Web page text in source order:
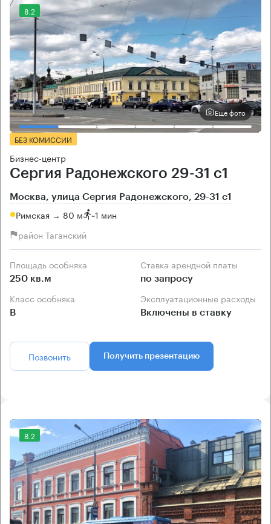
8.2
Еще фото
БЕЗ КОМИССИИ
Бизнес-центр
Сергия Радонежского 29-31 с1
Москва, улица Сергия Радонежского, 29-31 с1
Римская → 80 м ~1 мин
район Таганский
Площадь особняка
250 кв.м
Ставка арендной платы
по запросу
Класс особняка
B
Эксплуатационные расходы
Включены в ставку
Позвонить Получить презентацию
8.2